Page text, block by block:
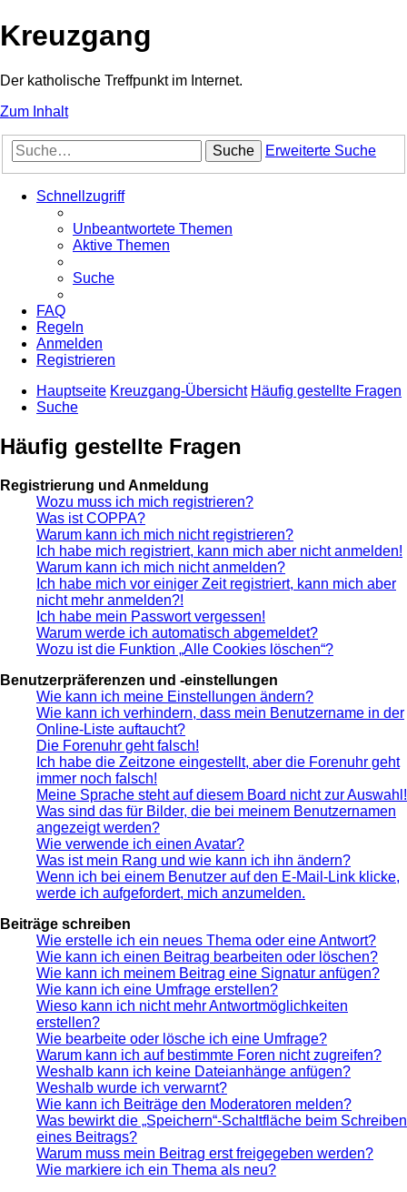
Kreuzgang
Der katholische Treffpunkt im Internet.
Zum Inhalt
Suche Erweiterte Suche
Schnellzugriff
Unbeantwortete Themen
Aktive Themen
Suche
FAQ
Regeln
Anmelden
Registrieren
Hauptseite Kreuzgang-Übersicht Häufig gestellte Fragen
Suche
Häufig gestellte Fragen
Registrierung und Anmeldung
Wozu muss ich mich registrieren?
Was ist COPPA?
Warum kann ich mich nicht registrieren?
Ich habe mich registriert, kann mich aber nicht anmelden!
Warum kann ich mich nicht anmelden?
Ich habe mich vor einiger Zeit registriert, kann mich aber
nicht mehr anmelden?!
Ich habe mein Passwort vergessen!
Warum werde ich automatisch abgemeldet?
Wozu ist die Funktion „Alle Cookies löschen“?
Benutzerpräferenzen und -einstellungen
Wie kann ich meine Einstellungen ändern?
Wie kann ich verhindern, dass mein Benutzername in der
Online-Liste auftaucht?
Die Forenuhr geht falsch!
Ich habe die Zeitzone eingestellt, aber die Forenuhr geht
immer noch falsch!
Meine Sprache steht auf diesem Board nicht zur Auswahl!
Was sind das für Bilder, die bei meinem Benutzernamen
angezeigt werden?
Wie verwende ich einen Avatar?
Was ist mein Rang und wie kann ich ihn ändern?
Wenn ich bei einem Benutzer auf den E-Mail-Link klicke,
werde ich aufgefordert, mich anzumelden.
Beiträge schreiben
Wie erstelle ich ein neues Thema oder eine Antwort?
Wie kann ich einen Beitrag bearbeiten oder löschen?
Wie kann ich meinem Beitrag eine Signatur anfügen?
Wie kann ich eine Umfrage erstellen?
Wieso kann ich nicht mehr Antwortmöglichkeiten
erstellen?
Wie bearbeite oder lösche ich eine Umfrage?
Warum kann ich auf bestimmte Foren nicht zugreifen?
Weshalb kann ich keine Dateianhänge anfügen?
Weshalb wurde ich verwarnt?
Wie kann ich Beiträge den Moderatoren melden?
Was bewirkt die „Speichern“-Schaltfläche beim Schreiben
eines Beitrags?
Warum muss mein Beitrag erst freigegeben werden?
Wie markiere ich ein Thema als neu?